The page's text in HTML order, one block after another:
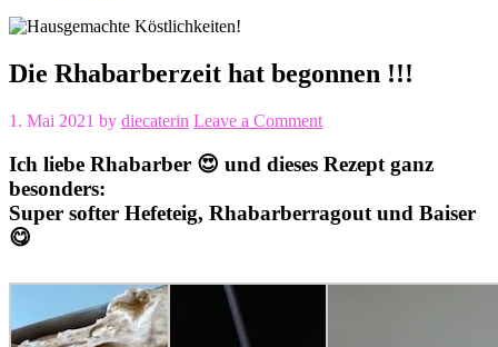
Die Rhabarberzeit hat begonnen !!!
1. Mai 2021 by diecaterin Leave a Comment
Ich liebe Rhabarber 😍 und dieses Rezept ganz
besonders:
Super softer Hefeteig, Rhabarberragout und Baiser
😋